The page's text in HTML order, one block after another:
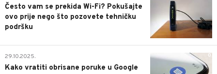
Često vam se prekida Wi-Fi? Pokušajte
ovo prije nego što pozovete tehničku
podršku
0
29.10.2025.
Kako vratiti obrisane poruke u Google